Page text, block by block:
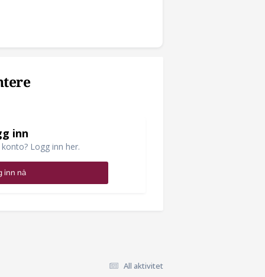
inn
Logg inn her.
inn nå
All aktivitet